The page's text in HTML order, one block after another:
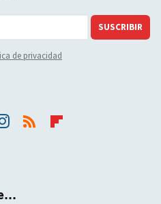
SUSCRIBIR
de privacidad